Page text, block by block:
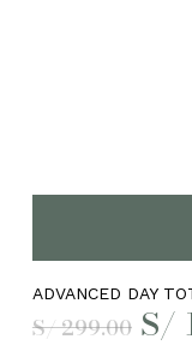
ADVANCED DAY
S/299.00 El
S/